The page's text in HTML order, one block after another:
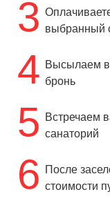
3 выбранный
4 Высылаем
бронь
5
Встречаем
санаторий
6
После
стоимости